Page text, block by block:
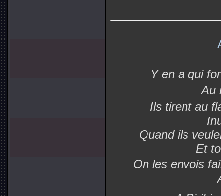
Y en a qui
Au
Ils tirent au
Quand ils
Et
On les envois